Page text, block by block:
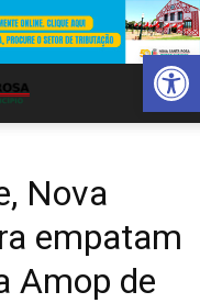
Abrir
Nova
empatam
Amop de